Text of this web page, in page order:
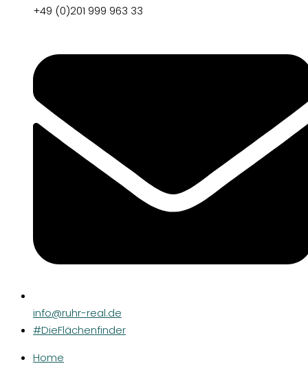
+49 (0)201 999 963 33
info@ruhr-real.de
#DieFlächenfinder
Home